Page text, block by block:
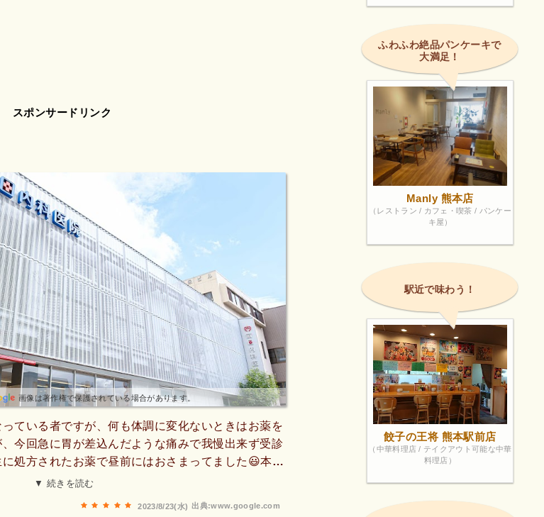
スポンサードリンク
画像は著作権で保護されている場合があります。
ている者ですが、何も体調に変化ないときはお薬を
今回急に胃が差込んだような痛みで我慢出来ず受診
処方されたお薬で昼前にはおさまってました😃本当
は、白山通りを電車通りから入り200〜300mほど
態でもかかりつけ医を持っておいたほうが良いです
▼ 続きを読む
出典:www.google.com
2023/8/23(水)
ふわふわ絶品パンケーキで
大満足！
Manly 熊本店
（レストラン / カフェ・喫茶 / パンケー
キ屋）
駅近で味わう！
餃子の王将 熊本駅前店
（中華料理店 / テイクアウト可能な中華
料理店）